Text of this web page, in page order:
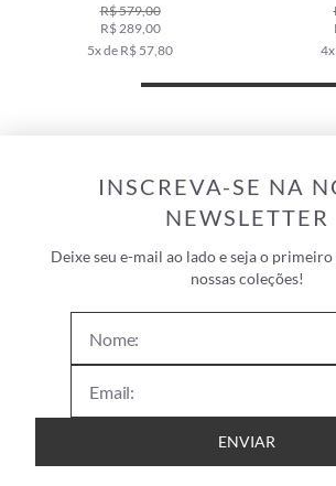
R$ 579,00
R$ 289,00
5x de R$ 57,80
INSCREVA-SE NA
NEWSLETTER
Deixe seu e-mail ao lado e seja o primeiro
nossas coleções!
ENVIAR